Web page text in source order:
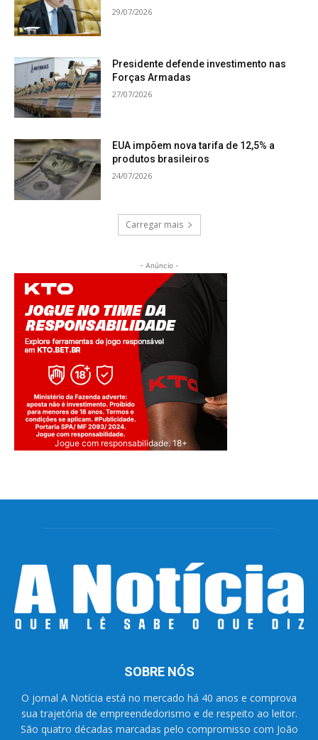
29/07/2026
Presidente defende investimento nas
Forças Armadas
27/07/2026
EUA impõem nova tarifa de 12,5% a
produtos brasileiros
24/07/2026
Carregar mais
- Anúncio -
Jogue com responsabilidade. 18+
SOBRE NÓS
O jornal A Notícia está no mercado há 40 anos e comprova
sua trajetória de empreendedorismo e de respeito ao leitor.
São quatro décadas marcadas pelo compromisso com João